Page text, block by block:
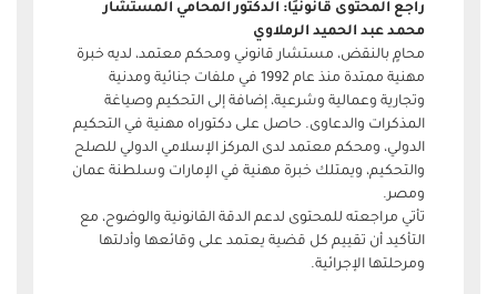
راجع المحتوى قانونيًا: الدكتور المحامي المستشار
محمد عبد الحميد الرملاوي
محامٍ بالنقض، مستشار قانوني ومحكم معتمد، لديه خبرة
مهنية ممتدة منذ عام 1992 في ملفات جنائية ومدنية
وتجارية وعمالية وشرعية، إضافة إلى التحكيم وصياغة
المذكرات والدعاوى. حاصل على دكتوراه مهنية في التحكيم
الدولي، ومحكم معتمد لدى المركز الإسلامي الدولي للصلح
والتحكيم، ويمتلك خبرة مهنية في الإمارات وسلطنة عمان
ومصر.
تأتي مراجعته للمحتوى لدعم الدقة القانونية والوضوح، مع
التأكيد أن تقييم كل قضية يعتمد على وقائعها وأدلتها
ومرحلتها الإجرائية.